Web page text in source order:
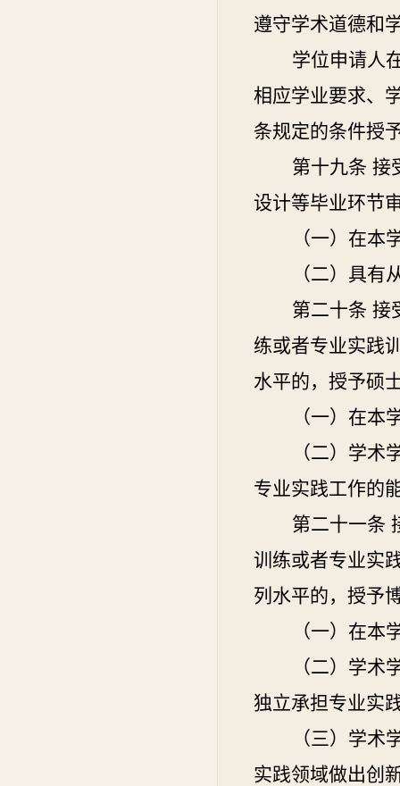
遵守学术道德和
学位申请人
相应学业要求、
条规定的条件授
第十九条 接
设计等毕业环节
（一）在
（二）具
第二十条 接
练或者专业实践
水平的，授予硕
（一）在
（二）学
专业实践工作的
第二十一条
训练或者专业实
列水平的，授予
（一）在
（二）学
独立承担专业实
（三）学
实践领域做出创